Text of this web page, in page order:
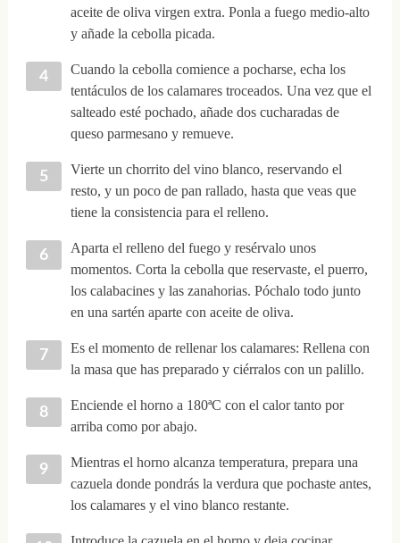
aceite de oliva virgen extra. Ponla a fuego medio-alto
y añade la cebolla picada.
Cuando la cebolla comience a pocharse, echa los
tentáculos de los calamares troceados. Una vez que el
salteado esté pochado, añade dos cucharadas de
queso parmesano y remueve.
Vierte un chorrito del vino blanco, reservando el
resto, y un poco de pan rallado, hasta que veas que
tiene la consistencia para el relleno.
Aparta el relleno del fuego y resérvalo unos
momentos. Corta la cebolla que reservaste, el puerro,
los calabacines y las zanahorias. Póchalo todo junto
en una sartén aparte con aceite de oliva.
Es el momento de rellenar los calamares: Rellena con
la masa que has preparado y ciérralos con un palillo.
Enciende el horno a 180ªC con el calor tanto por
arriba como por abajo.
Mientras el horno alcanza temperatura, prepara una
cazuela donde pondrás la verdura que pochaste antes,
los calamares y el vino blanco restante.